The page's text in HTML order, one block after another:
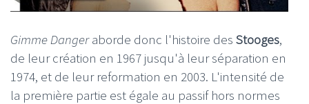
Gimme Dangeraborde donc l'histoire des Stooges,
de leur création en 1967 jusqu'à leur séparation en
1974, et de leur reformation en 2003. L'intensité de
la première partie est égale au passif hors normes